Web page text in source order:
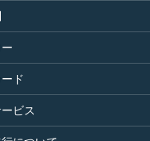
等の反社会的勢力の関
た、法令違反あるいは
為等反社会的活動を行っ
の独自の裁量により
があると判断されたこ
ド
ビス